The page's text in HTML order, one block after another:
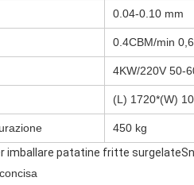
0.04-0.10 mm
0.4CBM/min
4KW/220V 50-
(L) 1720*(W)
450 kg
imballare patatine fritte surgelate